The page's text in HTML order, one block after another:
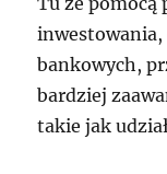
inwestowania,
bankowych,
bardziej
takie jak